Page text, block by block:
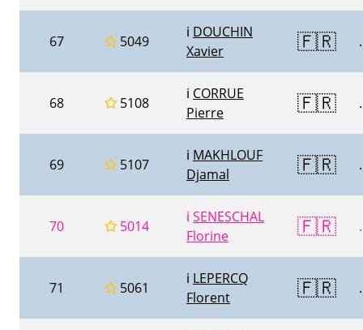
67 5049
ℹ️ DOUCHIN
Xavier
🇫🇷 .
68 5108
ℹ️ CORRUE
Pierre
🇫🇷 .
69 5107
ℹ️ MAKHLOUF
Djamal
🇫🇷 .
70 5014
ℹ️ SENESCHAL
Florine
🇫🇷 .
71 5061
ℹ️ LEPERCQ
Florent
🇫🇷 .